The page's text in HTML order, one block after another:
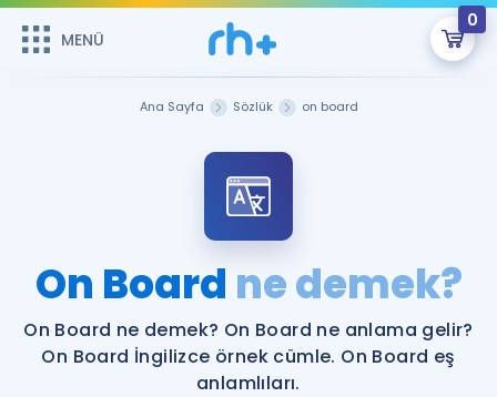
MENÜ
0
ÜYE DEĞİLİM
Sepetin Şu An Boş.
Remzi Hoca ile seni sınava hazırlayacak onlarca eğitim seni
bekliyor!
MENÜ
Faydalı Araçlar
Ana Sayfa Sözlük on board
On Board ne demek?
On Board ne demek? On Board ne anlama gelir?
On Board İngilizce örnek cümle. On Board eş
anlamlıları.